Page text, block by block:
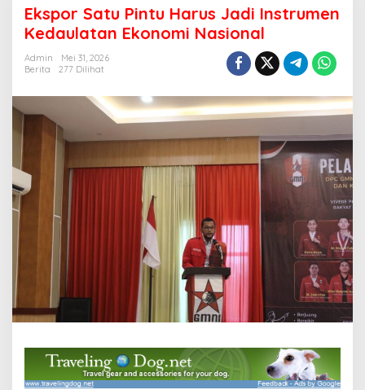
s
p
o
t
u
n
i
n
s
t
Ekspor Satu Pintu Harus Jadi Instrumen
Kedaulatan Ekonomi Nasional
Admin
Mei 31, 2026
Berita
277 Dilihat